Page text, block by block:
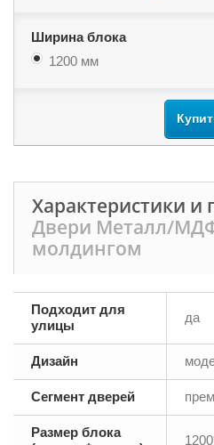
Ширина блока
1200 мм
Характеристики и
Двери Металл/
молдингом
Подходит для
улицы
да
Дизайн
Сегмент дверей
Размер блока